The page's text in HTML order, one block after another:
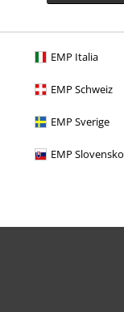
EMP Italia
EMP Schweiz
EMP Sverige
EMP Slovensko